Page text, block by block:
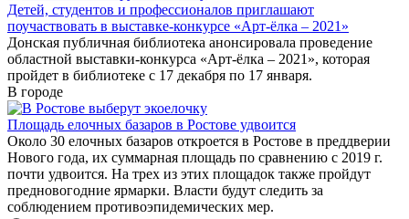
Детей, студентов и профессионалов приглашают
поучаствовать в выставке-конкурсе «Арт-ёлка – 2021»
Донская публичная библиотека анонсировала проведение
областной выставки-конкурса «Арт-ёлка – 2021», которая
пройдет в библиотеке с 17 декабря по 17 января.
В городе
Площадь елочных базаров в Ростове удвоится
Около 30 елочных базаров откроется в Ростове в преддверии
Нового года, их суммарная площадь по сравнению с 2019 г.
почти удвоится. На трех из этих площадок также пройдут
предновогодние ярмарки. Власти будут следить за
соблюдением противоэпидемических мер.